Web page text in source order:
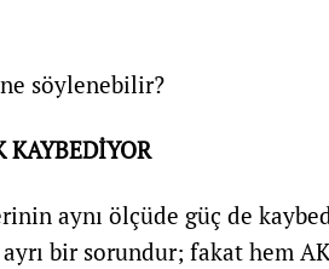
söylenebilir?
KAYBEDİYOR
aynı ölçüde güç de
bir sorundur; fakat hem